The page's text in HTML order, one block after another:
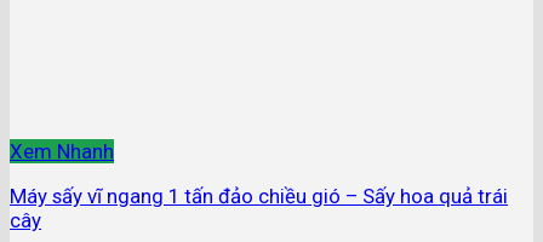
Xem Nhanh
Máy sấy vĩ ngang 1 tấn đảo chiều gió – Sấy hoa quả trái
cây